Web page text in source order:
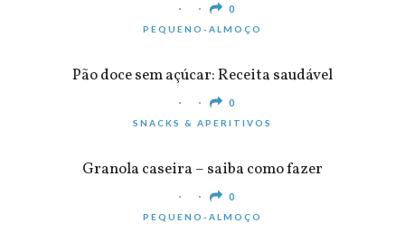
0
PEQUENO-ALMOÇO
Pão doce sem açúcar: Receita saudável
0
SNACKS & APERITIVOS
Granola caseira – saiba como fazer
0
PEQUENO-ALMOÇO